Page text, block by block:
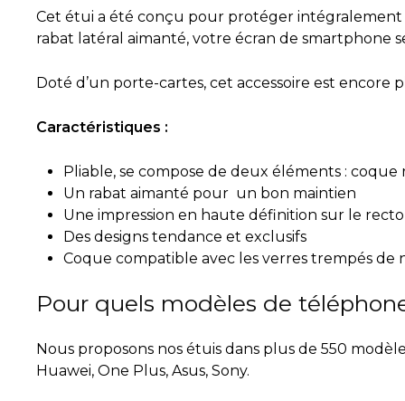
Cet étui a été conçu pour protéger intégralement
rabat latéral aimanté, votre écran de smartphone
Doté d’un porte-cartes, cet accessoire est encore
Caractéristiques :
Pliable, se compose de deux éléments :
Un rabat aimanté pour un bon maintien
Une impression en haute définition sur le
Des designs tendance et exclusifs
Coque compatible avec les verres trempés
Pour quels modèles de
Nous proposons nos étuis dans plus de 550
Huawei, One Plus, Asus, Sony.